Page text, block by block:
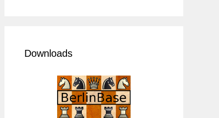
Downloads